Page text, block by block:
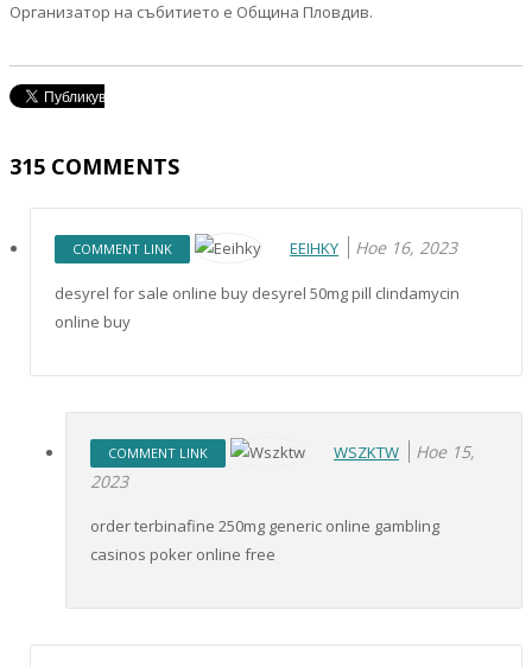
Организатор на събитието е Община Пловдив.
315 COMMENTS
COMMENT LINK EEIHKY Ное 16, 2023
desyrel for sale online buy desyrel 50mg pill clindamycin
online buy
COMMENT LINK WSZKTW
Ное 15,
2023
order terbinafine 250mg generic online gambling
casinos poker online free